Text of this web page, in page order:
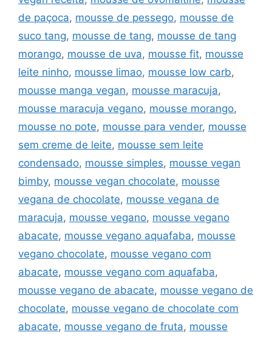
de paçoca, mousse de pessego, mousse de
suco tang, mousse de tang, mousse de tang
morango, mousse de uva, mousse fit, mousse
leite ninho, mousse limao, mousse low carb,
mousse manga vegan, mousse maracuja,
mousse maracuja vegano, mousse morango,
mousse no pote, mousse para vender, mousse
sem creme de leite, mousse sem leite
condensado, mousse simples, mousse vegan
bimby, mousse vegan chocolate, mousse
vegana de chocolate, mousse vegana de
maracuja, mousse vegano, mousse vegano
abacate, mousse vegano aquafaba, mousse
vegano chocolate, mousse vegano com
abacate, mousse vegano com aquafaba,
mousse vegano de abacate, mousse vegano de
chocolate, mousse vegano de chocolate com
abacate, mousse vegano de fruta, mousse